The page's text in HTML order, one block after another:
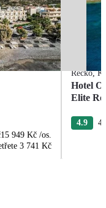
15 949 Kč /os.
3 741 Kč
Řecko,
Hotel
Elite
4.9